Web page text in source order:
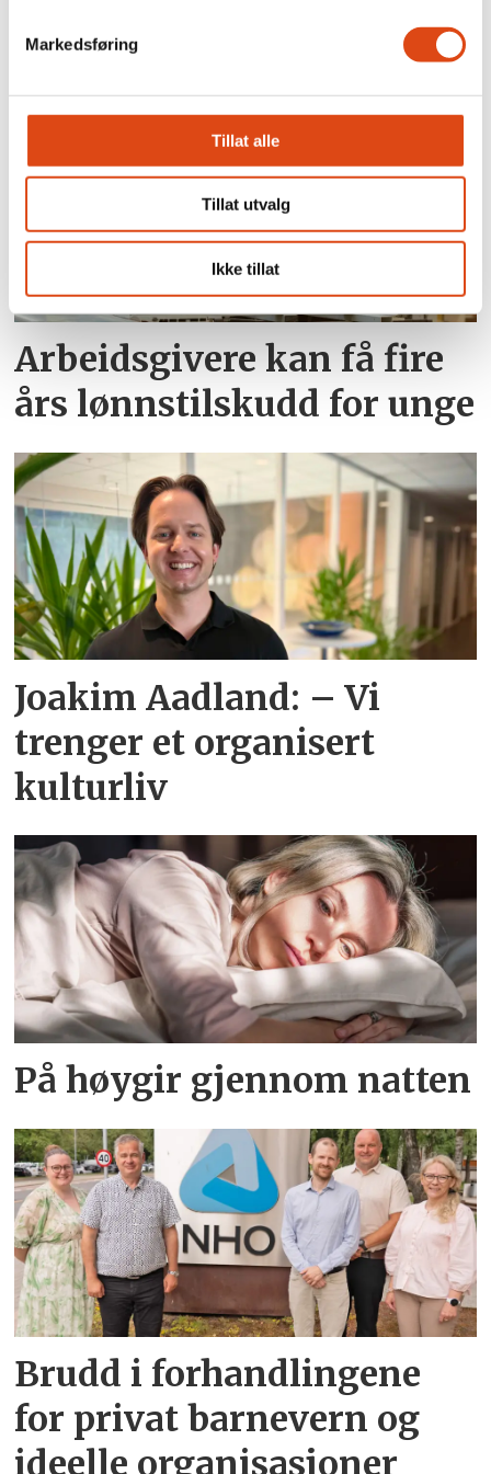
Markedsføring
Tillat alle
Tillat utvalg
Ikke tillat
Kabinansatte i SAS krever
nye samtaler
Arbeidsgivere kan få fire
års lønnstilskudd for unge
Joakim Aadland: – Vi
trenger et organisert
kulturliv
På høygir gjennom natten
Brudd i forhandlingene
for privat barnevern og
ideelle organisasjoner